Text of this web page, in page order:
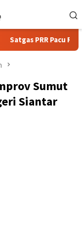
Pacu Realisasi
Sumut
Siantar